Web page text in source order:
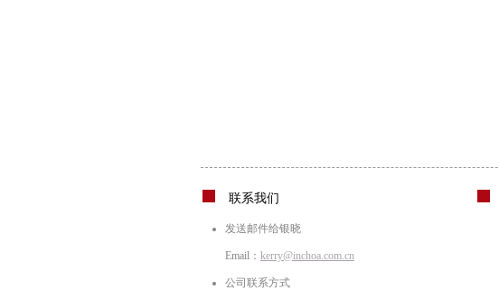
联系我们
发送邮件给银晓
Email： kerry@inchoa.com.cn
公司联系方式